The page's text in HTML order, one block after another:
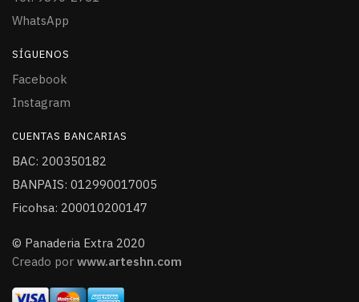
WhatsApp
SÍGUENOS
Facebook
Instagram
CUENTAS BANCARIAS
BAC: 200350182
BANPAIS: 012990017005
Ficohsa: 200010200147
© Panaderia Extra 2020
Creado por www.arteshn.com